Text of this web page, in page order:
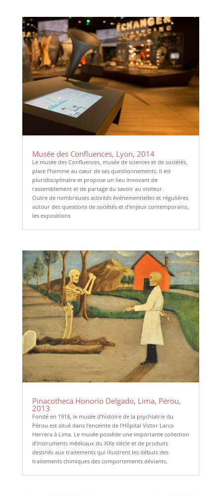
Musée des Confluences, Lyon, 2014
Le musée des Confluences, musée de sciences et de sociétés,
place l’homme au cœur de ses questionnements. Il est
pluridisciplinaire et propose un lieu innovant de
rassemblement et de partage du savoir au visiteur.
Outre de nombreuses activités événementielles et régulières
autour des questions de sociétés et d’enjeux contemporains,
les expositions
Pinacotheca Honorio Delgado, Lima, Pérou,
2013
Fondé en 1918, le musée d’histoire de la psychiatrie du
Pérou est situé dans l’enceinte de l’Hôpital Victor Larco
Herrera à Lima. Le musée possède une importante collection
d’instruments médicaux du XIXe siècle et de produits
destinés aux traitements qui illustrent les débuts des
traitements chimiques des comportements déviants.